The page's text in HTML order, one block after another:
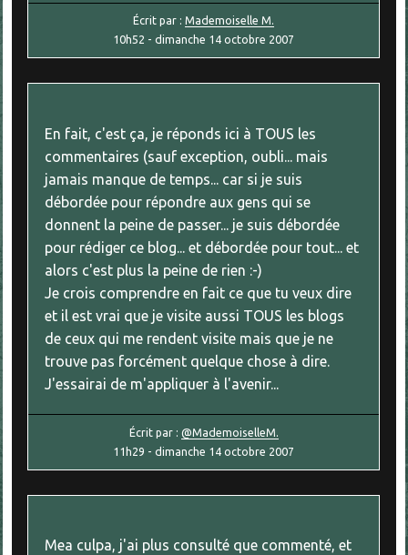
Écrit par :Mademoiselle M.
10h52 -dimanche 14 octobre 2007
En fait, c'est ça, je réponds ici à TOUS les
commentaires (sauf exception, oubli... mais
jamais manque de temps... car si je suis
débordée pour répondre aux gens qui se
donnent la peine de passer... je suis débordée
pour rédiger ce blog... et débordée pour tout... et
alors c'est plus la peine de rien :-)
Je crois comprendre en fait ce que tu veux dire
et il est vrai que je visite aussi TOUS les blogs
de ceux qui me rendent visite mais que je ne
trouve pas forcément quelque chose à dire.
J'essairai de m'appliquer à l'avenir...
Écrit par : @MademoiselleM.
11h29 -dimanche 14 octobre 2007
Mea culpa, j'ai plus consulté que commenté, et